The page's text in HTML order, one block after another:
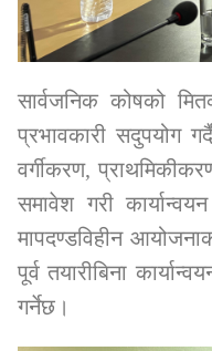
सार्वजनिक कोषको
प्रभावकारी सदुपयोग
वर्गीकरण,
समावेश गरी
मापदण्डविहीन
पूर्व तयारीबिना
गर्नेछ।